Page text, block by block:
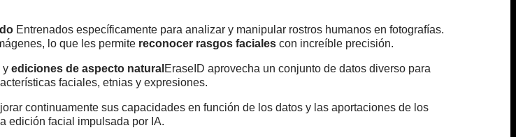
Entrenados específicamente para analizar y manipular rostros humanos en fotografías.
lo que les permite reconocer rasgos faciales con increíble precisión.
y ediciones de aspecto natural EraseID aprovecha un conjunto de datos diverso para
faciales, etnias y expresiones.
continuamente sus capacidades en función de los datos y las aportaciones de los
edición facial impulsada por IA.